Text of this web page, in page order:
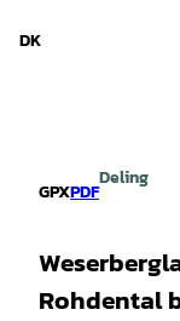
DK
GPXPDF
Deling
Rohdental